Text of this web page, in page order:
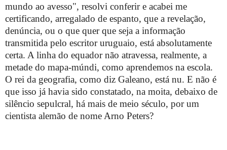
mundo ao avesso", resolvi conferir e acabei me
certificando, arregalado de espanto, que a revelação,
denúncia, ou o que quer que seja a informação
transmitida pelo escritor uruguaio, está absolutamente
certa. A linha do equador não atravessa, realmente, a
metade do mapa-múndi, como aprendemos na escola.
O rei da geografia, como diz Galeano, está nu. E não é
que isso já havia sido constatado, na moita, debaixo de
silêncio sepulcral, há mais de meio século, por um
cientista alemão de nome Arno Peters?